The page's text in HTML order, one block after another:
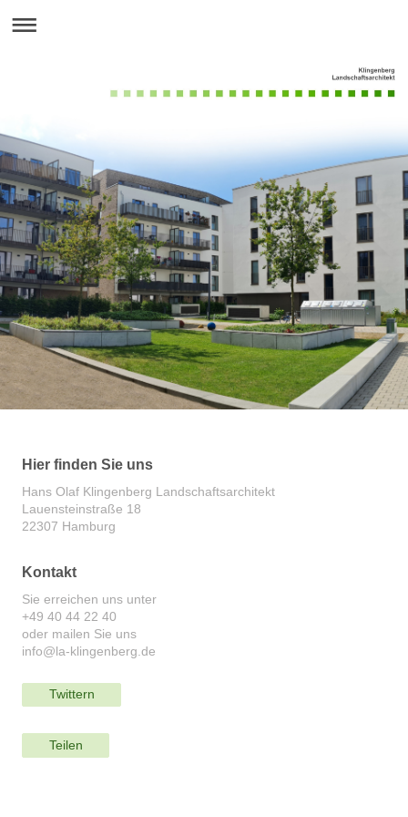
Hier finden Sie uns
Hans Olaf Klingenberg Landschaftsarchitekt
Lauensteinstraße 18
22307 Hamburg
Kontakt
Sie erreichen uns unter
+49 40 44 22 40
oder mailen Sie uns
info@la-klingenberg.de
Twittern
Teilen